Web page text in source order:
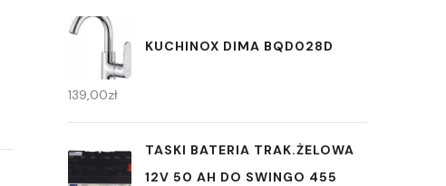
KUCHINOX DIMA BQD028D
139,00zł
TASKI BATERIA TRAK.ŻELOWA
12V 50 AH DO SWINGO 455